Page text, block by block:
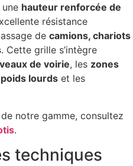
hauteur renforcée de
résistance
de camions, chariots
. Cette grille s’intègre
de voirie, les zones
lourds et les
notre gamme, consultez
.
techniques